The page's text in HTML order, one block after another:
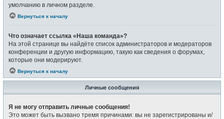
умолчанию в личном разделе.
Вернуться к началу
Что означает ссылка «Наша команда»?
На этой странице вы найдёте список администраторов и модераторов
конференции и другую информацию, такую как сведения о форумах,
которые они модерируют.
Вернуться к началу
Личные сообщения
Я не могу отправить личные сообщения!
Это может быть вызвано тремя причинами: вы не зарегистрированы и/